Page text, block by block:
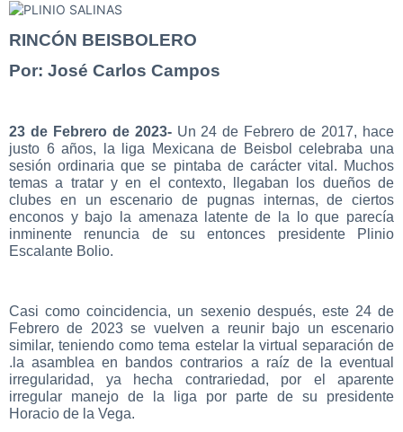
RINCÓN BEISBOLERO
Por: José Carlos Campos
23 de Febrero de 2023- Un 24 de Febrero de 2017, hace
justo 6 años, la liga Mexicana de Beisbol celebraba una
sesión ordinaria que se pintaba de carácter vital. Muchos
temas a tratar y en el contexto, llegaban los dueños de
clubes en un escenario de pugnas internas, de ciertos
enconos y bajo la amenaza latente de la lo que parecía
inminente renuncia de su entonces presidente Plinio
Escalante Bolio.
Casi como coincidencia, un sexenio después, este 24 de
Febrero de 2023 se vuelven a reunir bajo un escenario
similar, teniendo como tema estelar la virtual separación de
.la asamblea en bandos contrarios a raíz de la eventual
irregularidad, ya hecha contrariedad, por el aparente
irregular manejo de la liga por parte de su presidente
Horacio de la Vega.